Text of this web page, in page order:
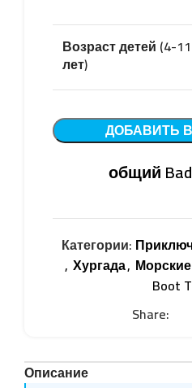
Возраст детей (4-11
лет)
ДОБАВИТЬ
общий
Категории:
, Хургада,
Boot
Share:
Описание